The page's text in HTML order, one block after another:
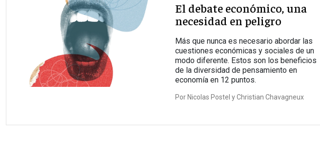
El debate económico, una
necesidad en peligro
Más que nunca es necesario abordar las
cuestiones económicas y sociales de un
modo diferente. Estos son los beneficios
de la diversidad de pensamiento en
economía en 12 puntos.
Por Nicolas Postel y Christian Chavagneux